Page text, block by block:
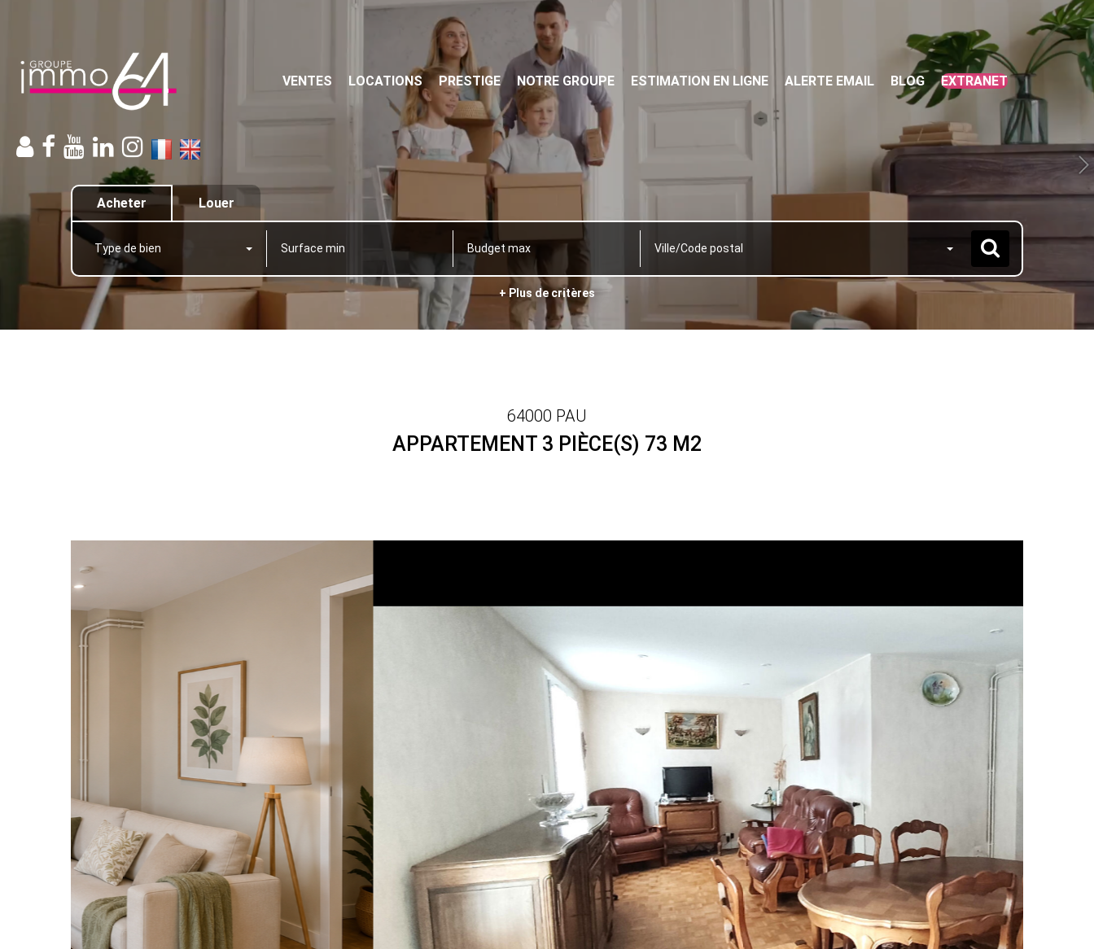
VENTES LOCATIONS PRESTIGE NOTRE GROUPE ESTIMATION EN LIGNE ALERTE EMAIL BLOG EXTRANET
Acheter Louer
Type de bien Ville/Code postal
+ Plus de critères
64000 PAU
APPARTEMENT 3 PIÈCE(S) 73 M2